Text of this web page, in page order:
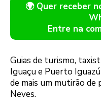
🌍 Quer receber
Entre na
Guias de turismo,
Iguaçu e Puerto
de mais um mutirão
Neves.